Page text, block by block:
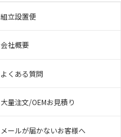
組立設置便
会社概要
大量注文/OEMお見積り
よくある質問
メールが届かないお客様へ